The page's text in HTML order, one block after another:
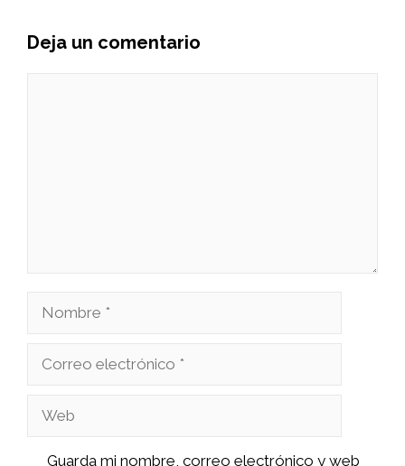
Deja un comentario
Nombre
Correo
Web
Guarda mi nombre, correo electrónico y web